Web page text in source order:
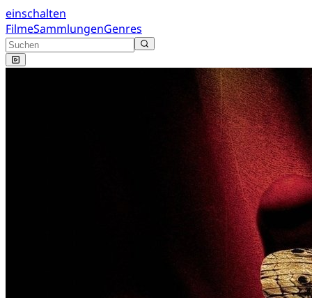
einschalten
FilmeSammlungenGenres